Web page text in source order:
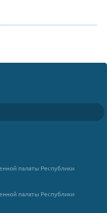
палаты Республики
палаты Республики